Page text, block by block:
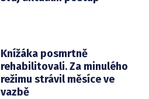
Knížáka posmrtně
rehabilitovali. Za minulého
režimu strávil měsíce ve
vazbě